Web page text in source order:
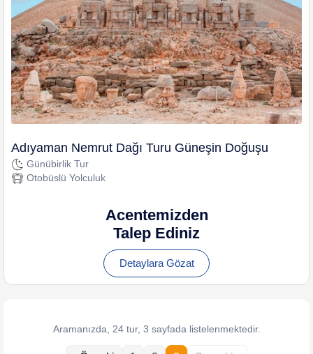
Adıyaman Nemrut Dağı Turu Güneşin Doğuşu
Günübirlik Tur
Otobüslü Yolculuk
Acentemizden
Talep Ediniz
Detaylara Gözat
Aramanızda, 24 tur, 3 sayfada listelenmektedir.